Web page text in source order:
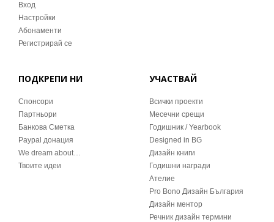
Вход
Настройки
Абонаменти
Регистрирай се
ПОДКРЕПИ НИ
Спонсори
Партньори
Банкова Сметка
Paypal донация
We dream about…
Твоите идеи
УЧАСТВАЙ
Всички проекти
Месечни срещи
Годишник / Yearbook
Designed in BG
Дизайн книги
Годишни награди
Ателие
Pro Bono Дизайн България
Дизайн ментор
Речник дизайн термини